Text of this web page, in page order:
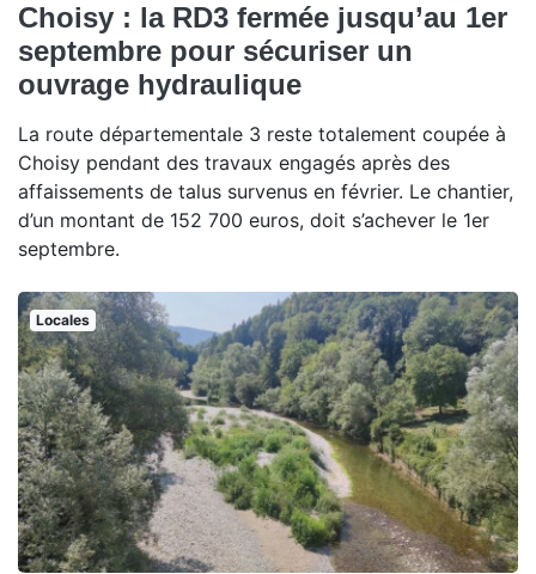
Choisy : la RD3 fermée jusqu’au 1er
septembre pour sécuriser un
ouvrage hydraulique
La route départementale 3 reste totalement coupée à
Choisy pendant des travaux engagés après des
affaissements de talus survenus en février. Le chantier,
d’un montant de 152 700 euros, doit s’achever le 1er
septembre.
Locales